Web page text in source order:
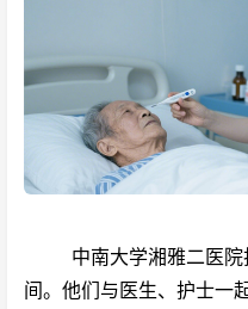
中南大学湘雅二医院
间。他们与医生、护士一